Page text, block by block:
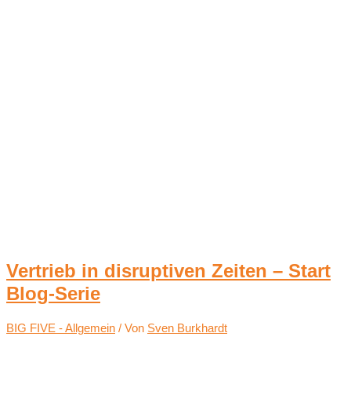
Vertrieb in disruptiven Zeiten – Start
Blog-Serie
BIG FIVE - Allgemein / Von Sven Burkhardt